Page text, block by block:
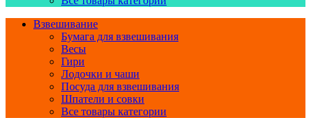
Взвешивание
Бумага для взвешивания
Весы
Гири
Лодочки и чаши
Посуда для взвешивания
Шпатели и совки
Все товары категории